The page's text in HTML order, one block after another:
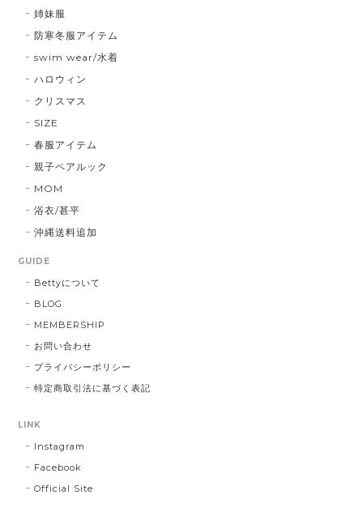
姉妹服
防寒冬服アイテム
swim wear/水着
ハロウィン
クリスマス
SIZE
春服アイテム
親子ペアルック
MOM
浴衣/甚平
沖縄送料追加
GUIDE
Bettyについて
BLOG
MEMBERSHIP
お問い合わせ
プライバシーポリシー
特定商取引法に基づく表記
LINK
Instagram
Facebook
Official Site